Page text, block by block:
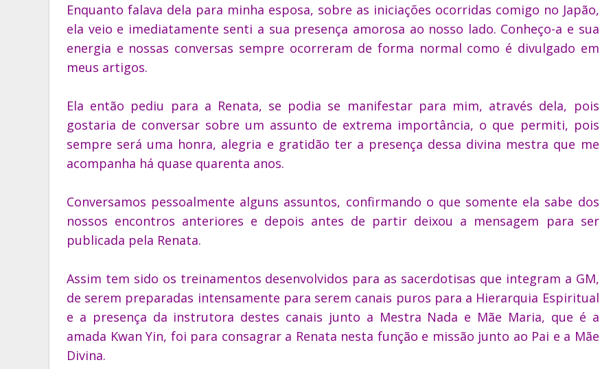
Enquanto falava dela para minha esposa, sobre as iniciações ocorridas comigo no Japão,
ela veio e imediatamente senti a sua presença amorosa ao nosso lado. Conheço-a e sua
energia e nossas conversas sempre ocorreram de forma normal como é divulgado em
meus artigos.
Ela então pediu para a Renata, se podia se manifestar para mim, através dela, pois
gostaria de conversar sobre um assunto de extrema importância, o que permiti, pois
sempre será uma honra, alegria e gratidão ter a presença dessa divina mestra que me
acompanha há quase quarenta anos.
Conversamos pessoalmente alguns assuntos, confirmando o que somente ela sabe dos
nossos encontros anteriores e depois antes de partir deixou a mensagem para ser
publicada pela Renata.
Assim tem sido os treinamentos desenvolvidos para as sacerdotisas que integram a GM,
de serem preparadas intensamente para serem canais puros para a Hierarquia Espiritual
e a presença da instrutora destes canais junto a Mestra Nada e Mãe Maria, que é a
amada Kwan Yin, foi para consagrar a Renata nesta função e missão junto ao Pai e a Mãe
Divina.